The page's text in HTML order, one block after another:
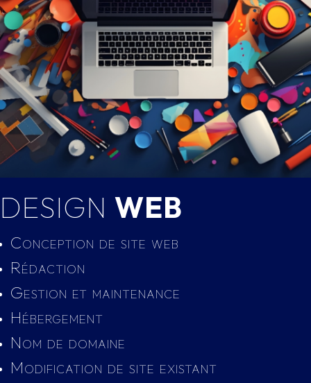
DESIGN WEB
Conception de site web
Rédaction
Gestion et maintenance
Hébergement
Nom de domaine
Modification de site existant